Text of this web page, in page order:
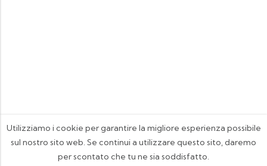
Utilizziamo i cookie per garantire la migliore esperienza possibile
sul nostro sito web. Se continui a utilizzare questo sito, daremo
per scontato che tu ne sia soddisfatto.